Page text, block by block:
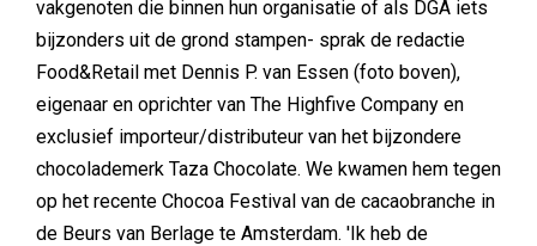
vakgenoten die binnen hun organisatie of als DGA iets
bijzonders uit de grond stampen- sprak de redactie
Food&Retail met Dennis P. van Essen (foto boven),
eigenaar en oprichter van The Highfive Company en
exclusief importeur/distributeur van het bijzondere
chocolademerk Taza Chocolate. We kwamen hem tegen
op het recente Chocoa Festival van de cacaobranche in
de Beurs van Berlage te Amsterdam. 'Ik heb de